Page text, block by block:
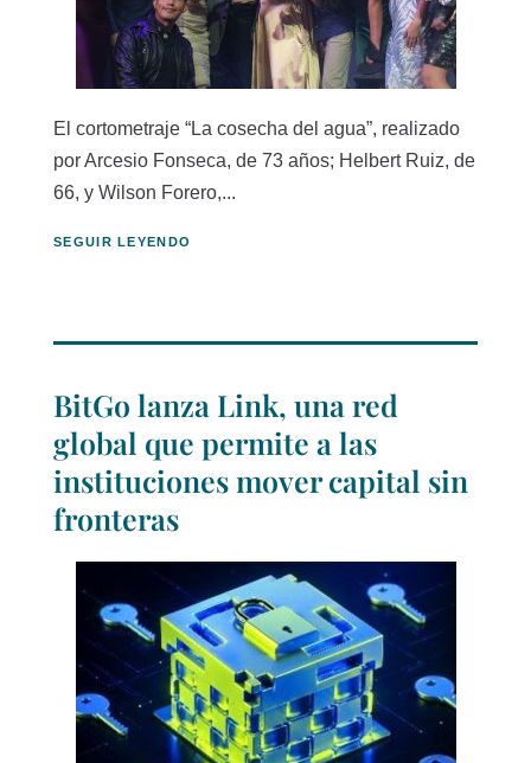
El cortometraje “La cosecha del agua”, realizado
por Arcesio Fonseca, de 73 años; Helbert Ruiz, de
66, y Wilson Forero,...
SEGUIR LEYENDO
BitGo lanza Link, una red
global que permite a las
instituciones mover capital sin
fronteras